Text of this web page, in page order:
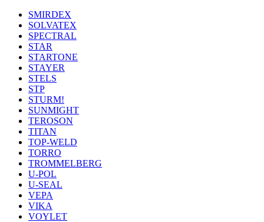
SMIRDEX
SOLVATEX
SPECTRAL
STAR
STARTONE
STAYER
STELS
STP
STURM!
SUNMIGHT
TEROSON
TITAN
TOP-WELD
TORRO
TROMMELBERG
U-POL
U-SEAL
VEPA
VIKA
VOYLET